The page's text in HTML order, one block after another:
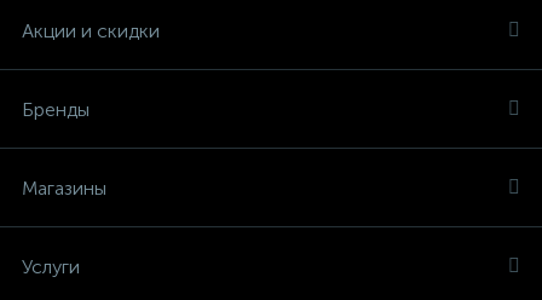
Акции и скидки
Бренды
Магазины
Услуги